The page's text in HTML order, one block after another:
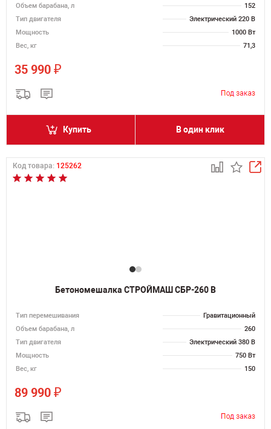
Объем барабана, л
152
Тип двигателя
Электрический 220 В
Мощность
1000 Вт
Вес, кг
71,3
35 990 ₽
Купить В один клик
Код товара: 125262
Бетономешалка СТРОЙМАШ СБР-260 В
Тип перемешивания
Гравитационный
Объем барабана, л
260
Тип двигателя
Электрический 380 В
Мощность
750 Вт
Вес, кг
150
89 990 ₽